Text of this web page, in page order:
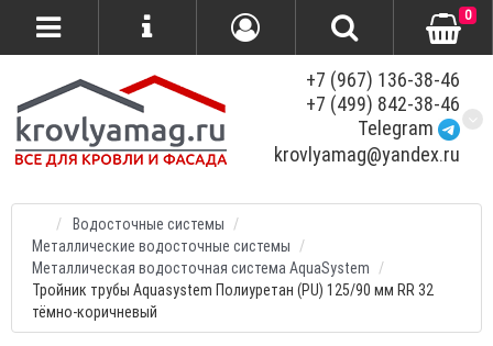
+7 (967) 136-38-46
+7 (499) 842-38-46
Telegram
krovlyamag@yandex.ru
0
Водосточные системы
Металлические водосточные системы
Металлическая водосточная система AquaSystem
Тройник трубы Aquasystem Полиуретан (PU) 125/90 мм RR 32
тёмно-коричневый